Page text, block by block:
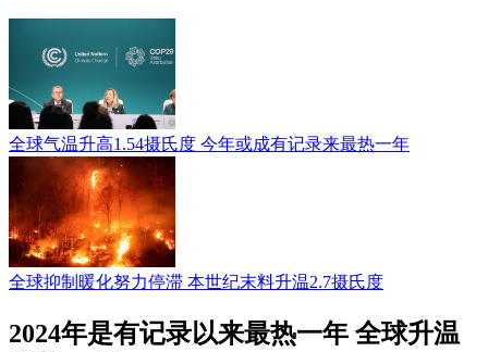
全球气温升高1.54摄氏度 今年或成有记录来最热一年
全球抑制暖化努力停滞 本世纪末料升温2.7摄氏度
2024年是有记录以来最热一年 全球升温